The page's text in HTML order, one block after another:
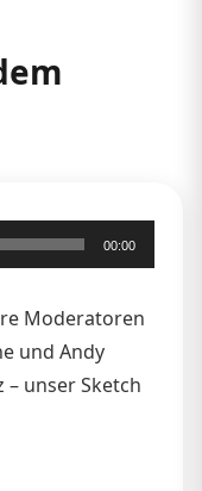
00:00
Moderatoren
und Andy
unser Sketch